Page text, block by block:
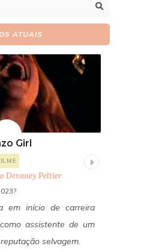
ATUAIS
Girl
Devaney Peltier
em início de carreira
assistente de um
selvagem.